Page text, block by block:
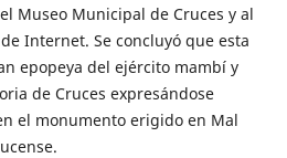
Museo Municipal de Cruces y al
Internet. Se concluyó que esta
epopeya del ejército mambí y
de Cruces expresándose
el monumento erigido en Mal